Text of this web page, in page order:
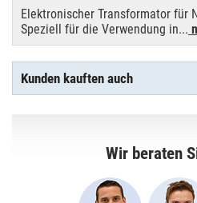
Elektronischer Transformator für
Speziell für die Verwendung in...
Kunden kauften auch
Wir beraten